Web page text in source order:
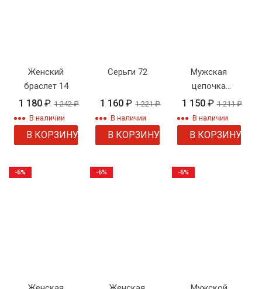
Женский
браслет 14
1 180 ₽ 1 242₽
В наличии
В КОРЗИНУ
Серьги 72
1 160₽ 1 221₽
В наличии
В КОРЗИНУ
Мужская
цепочка
плетения
"Панцирное"
1 150 ₽ 1 211₽
В наличии
В КОРЗИНУ
-6% -6% -6%